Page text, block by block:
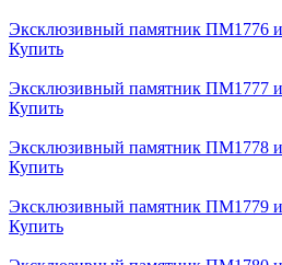
Эксклюзивный памятник ПМ1776
Купить
Эксклюзивный памятник ПМ1777
Купить
Эксклюзивный памятник ПМ1778
Купить
Эксклюзивный памятник ПМ1779
Купить